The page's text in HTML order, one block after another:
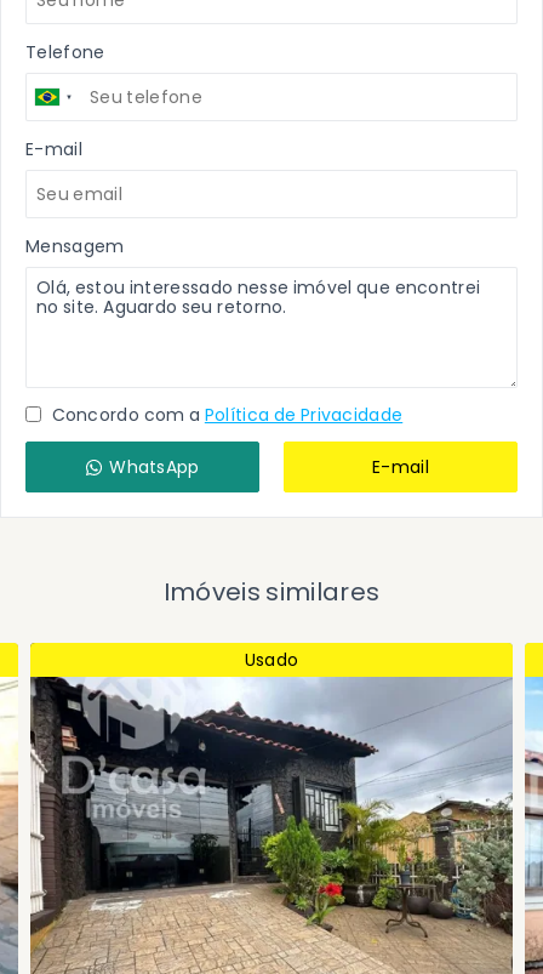
Telefone
E-mail
Mensagem
Concordo com a Política de Privacidade
WhatsApp E-mail
Imóveis similares
Usado